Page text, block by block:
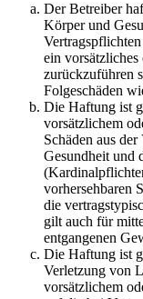
Der Betreiber
Körper und
ein vorsätzliches
zurückzuführen
Folgeschäden
Die Haftung ist
vorsätzlichem
Schäden aus
Gesundheit und
vorhersehbaren
die
gilt auch für
entgangenen
Die Haftung ist
Verletzung von
vorsätzlichem